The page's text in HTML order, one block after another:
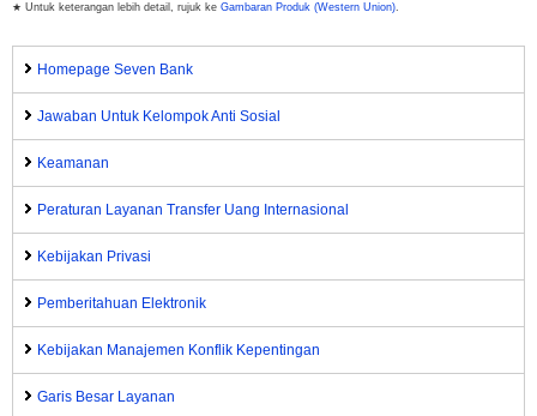
★ Untuk keterangan lebih detail, rujuk ke Gambaran Produk (Western Union).
Homepage Seven Bank
Jawaban Untuk Kelompok Anti Sosial
Keamanan
Peraturan Layanan Transfer Uang Internasional
Kebijakan Privasi
Pemberitahuan Elektronik
Kebijakan Manajemen Konflik Kepentingan
Garis Besar Layanan